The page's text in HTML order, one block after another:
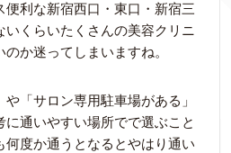
便利な新宿西口・東口・新宿三
いくらいたくさんの美容クリニ
か迷ってしまいますね。
や「サロン専用駐車場がある」
通いやすい場所でで選ぶこと
何度か通うとなるとやはり通い